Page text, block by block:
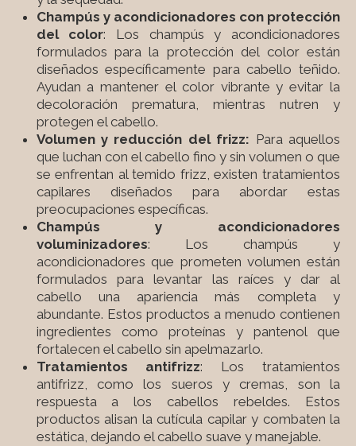
Champús y acondicionadores con protección
del color: Los champús y acondicionadores
formulados para la protección del color están
diseñados específicamente para cabello teñido.
Ayudan a mantener el color vibrante y evitar la
decoloración prematura, mientras nutren y
protegen el cabello.
Volumen y reducción del frizz: Para aquellos
que luchan con el cabello fino y sin volumen o que
se enfrentan al temido frizz, existen tratamientos
capilares diseñados para abordar estas
preocupaciones específicas.
Champús y acondicionadores
voluminizadores: Los champús y
acondicionadores que prometen volumen están
formulados para levantar las raíces y dar al
cabello una apariencia más completa y
abundante. Estos productos a menudo contienen
ingredientes como proteínas y pantenol que
fortalecen el cabello sin apelmazarlo.
Tratamientos antifrizz: Los tratamientos
antifrizz, como los sueros y cremas, son la
respuesta a los cabellos rebeldes. Estos
productos alisan la cutícula capilar y combaten la
estática, dejando el cabello suave y manejable.